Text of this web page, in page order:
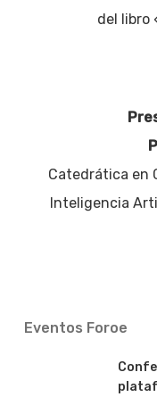
del libro
Catedrática en
Inteligencia
Eventos Foroe